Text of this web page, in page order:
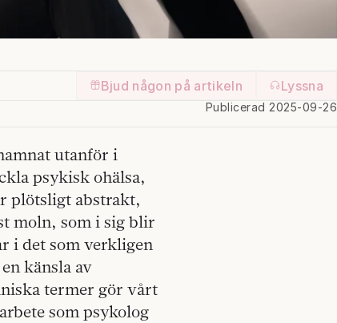
Bjud någon på artikeln Lyssna
Publicerad 2025-09-26
utanför i
psykisk ohälsa,
plötsligt abstrakt,
moln, som i sig blir
i det som verkligen
känsla av
termer gör vårt
som psykolog